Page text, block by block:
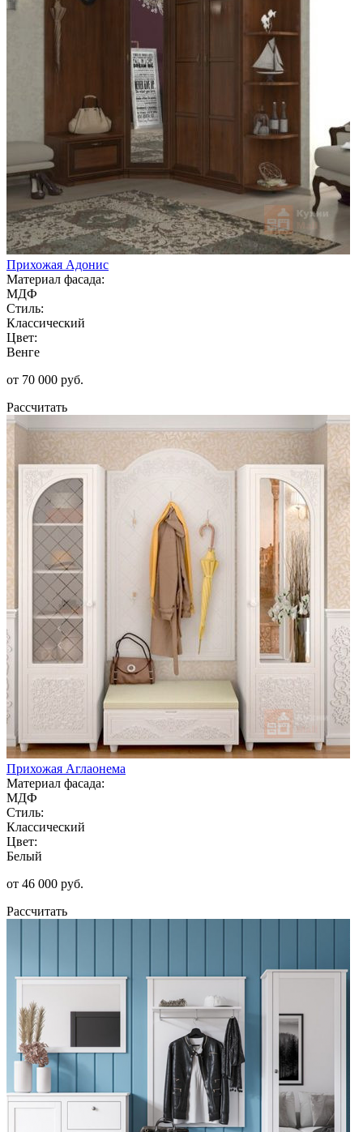
Прихожая Адонис
Материал фасада:
МДФ
Стиль:
Классический
Цвет:
Венге
от 70 000 руб.
Рассчитать
Прихожая Аглаонема
Материал фасада:
МДФ
Стиль:
Классический
Цвет:
Белый
от 46 000 руб.
Рассчитать